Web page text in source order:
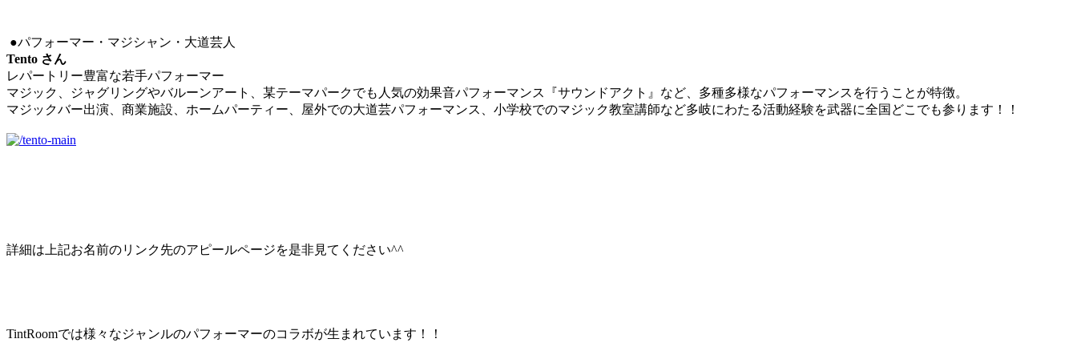
●パフォーマー・マジシャン・大道芸人
Tento さん
レパートリー豊富な若手パフォーマー
マジック、ジャグリングやバルーンアート、某テーマパークでも人気の効果音パフォーマンス『サウンドアクト』など、多種多様なパフォーマンスを行うことが特徴。
マジックバー出演、商業施設、ホームパーティー、屋外での大道芸パフォーマンス、小学校でのマジック教室講師など多岐にわたる活動経験を武器に全国どこでも参ります！！
詳細は上記お名前のリンク先のアピールページを是非見てください^^
TintRoomでは様々なジャンルのパフォーマーのコラボが生まれています！！